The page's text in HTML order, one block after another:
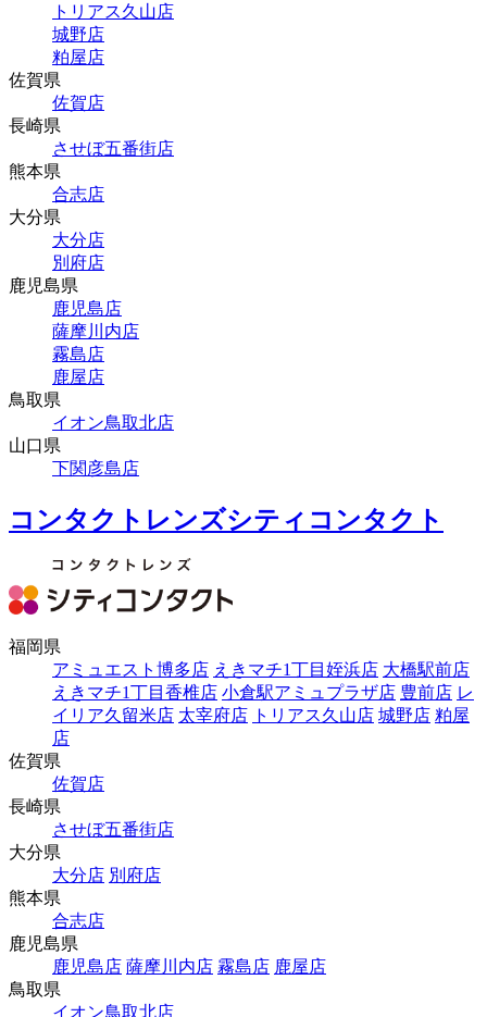
トリアス久山店
城野店
粕屋店
佐賀県
佐賀店
長崎県
させぼ五番街店
熊本県
合志店
大分県
大分店
別府店
鹿児島県
鹿児島店
薩摩川内店
霧島店
鹿屋店
鳥取県
イオン鳥取北店
山口県
下関彦島店
コンタクトレンズシティコンタクト
福岡県
アミュエスト博多店 えきマチ1丁目姪浜店 大橋駅前店
えきマチ1丁目香椎店 小倉駅アミュプラザ店 豊前店 レ
イリア久留米店 太宰府店 トリアス久山店 城野店 粕屋
店
佐賀県
佐賀店
長崎県
させぼ五番街店
大分県
大分店 別府店
熊本県
合志店
鹿児島県
鹿児島店 薩摩川内店 霧島店 鹿屋店
鳥取県
イオン鳥取北店